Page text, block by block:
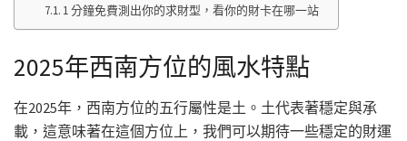
1 分鐘免費測出你的求財型，看你的財卡在哪一站
2025年西南方位的風水特點
在2025年，西南方位的五行屬性是土。土代表著穩定與承
載，這意味著在這個方位上，我們可以期待一些穩定的財運